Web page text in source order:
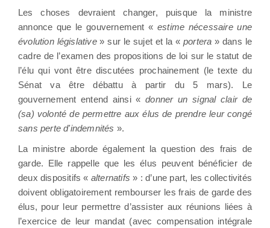
Les choses devraient changer, puisque la ministre
annonce que le gouvernement « estime nécessaire une
évolution législative» sur le sujet et la « portera » dans le
cadre de l’examen des propositions de loi sur le statut de
l’élu qui vont être discutées prochainement (le texte du
Sénat va être débattu à partir du 5 mars). Le
gouvernement entend ainsi «donner un signal clair de
(sa) volonté de permettre aux élus de prendre leur congé
sans perte d'indemnités ».
La ministre aborde également la question des frais de
garde. Elle rappelle que les élus peuvent bénéficier de
deux dispositifs « alternatifs » : d’une part, les collectivités
doivent obligatoirement rembourser les frais de garde des
élus, pour leur permettre d’assister aux réunions liées à
l’exercice de leur mandat (avec compensation intégrale